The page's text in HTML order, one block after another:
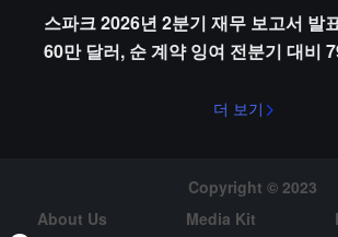
스파크 2026년 2분기 재무 보고서 발
60만 달러, 순 계약 잉여 전분기 대비
더 보기
Copyright © 2023
About Us
Media Kit